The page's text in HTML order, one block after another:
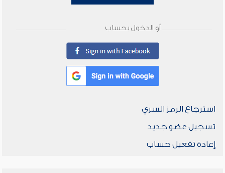
أو الدخول بحساب
استرجاع الرمز السري
تسجيل عضو جديد
إعادة تفعيل حساب